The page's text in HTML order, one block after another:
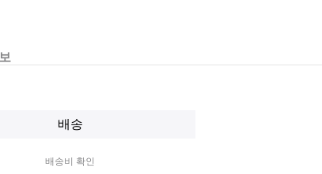
배송
배송비 확인